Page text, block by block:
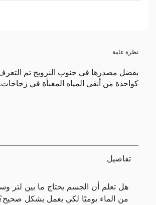
نظرة عامة
بفضل مصدرها في جنوب النرويج تم
كواحدة من أنقى المياه المعبأة في زجاجات.
تفاصيل
هل تعلم أن الجسم يحتاج ما بين لتر
من الماء يوميًا لكي يعمل بشكل